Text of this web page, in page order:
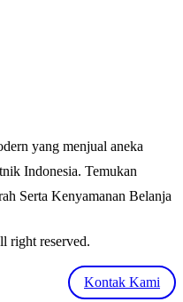
yang menjual aneka
Indonesia. Temukan
Serta Kenyamanan Belanja
right reserved.
Kontak Kami